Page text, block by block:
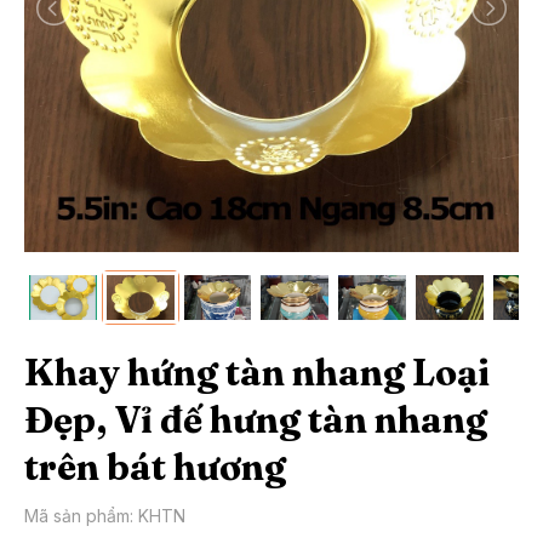
Khay hứng tàn nhang Loại
Đẹp, Vỉ đế hưng tàn nhang
trên bát hương
Mã sản phẩm: KHTN